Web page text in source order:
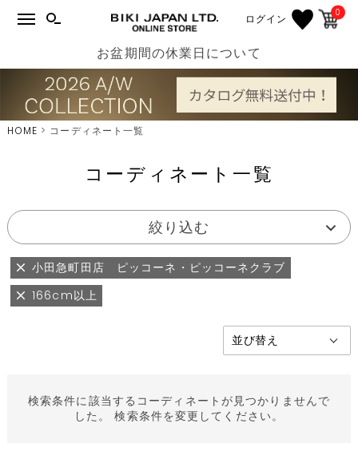
ログイン 0
お盆期間の休業日について
HOME コーディネート一覧
コーディネート一覧
絞り込む
小田急町田店 ピッコーネ・ピッコーネクラブ
166cm以上
検索条件に該当するコーディネートが見つかりませんで
した。 検索条件を変更してください。